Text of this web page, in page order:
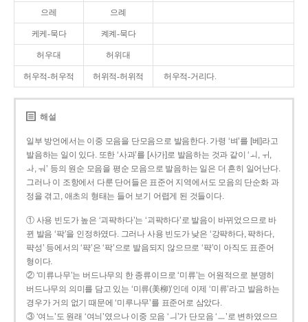
으레 으례
케케-묵다 켸켸-묵다
허우대 허위대
허우적-허우적 허위적-허위적 허우적-거리다.
해설
일부 방언에서는 이중 모음을 단모음으로 발음한다. 가령 ‘벼’를 [베]라고
발음하는 일이 있다. 또한 ‘사과’를 [사가]로 발음하는 것과 같이 ‘ㅚ, ㅟ,
ㅘ, ㅝ’ 등의 원순 모음을 평순 모음으로 발음하는 일은 더 흔히 일어난다.
그러나 이 조항에서 다룬 단어들은 표준어 지역에서도 모음의 단순화 과
정을 겪고, 애초의 형태는 들어 보기 어렵게 된 것들이다.
① 사용 빈도가 높은 ‘괴퍅하다’는 ‘괴팍하다’로 발음이 바뀌었으므로 바
뀐 발음 ‘팍’을 인정하였다. 그러나 사용 빈도가 낮은 ‘강퍅하다, 퍅하다,
퍅성’ 등에서의 ‘퍅’은 ‘팍’으로 발음되지 않으므로 ‘퍅’이 아직도 표준어
형이다.
② ‘미류나무’는 버드나무의 한 종류이므로 ‘미류’는 어원적으로 분명히
버드나무의 의미를 담고 있는 ‘미류(美柳)’인데 이제 ‘미류’라고 발음하는
경우가 거의 없기 때문에 ‘미루나무’를 표준어로 삼았다.
③ ‘여느’도 원래 ‘여늬’였으나 이중 모음 ‘ㅢ’가 단모음 ‘ㅡ’로 변하였으므